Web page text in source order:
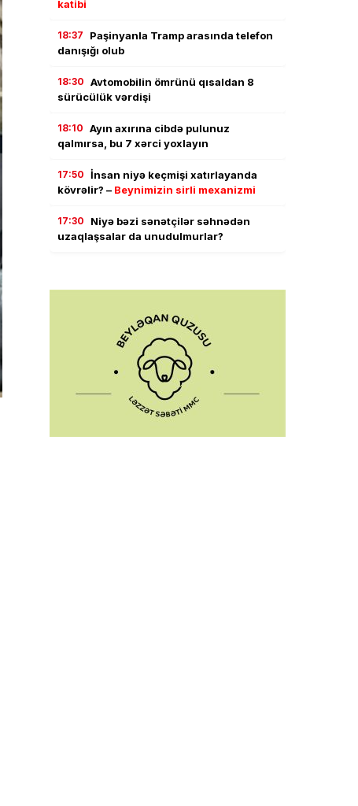
katibi
18:37
Paşinyanla Tramp arasında telefon
danışığı olub
18:30 Avtomobilin ömrünü qısaldan 8
sürücülük vərdişi
18:10 Ayın axırına cibdə pulunuz
qalmırsa, bu 7 xərci yoxlayın
17:50 İnsan niyə keçmişi xatırlayanda
kövrəlir? – Beynimizin sirli mexanizmi
17:30
Niyə bəzi sənətçilər səhnədən
uzaqlaşsalar da unudulmurlar?